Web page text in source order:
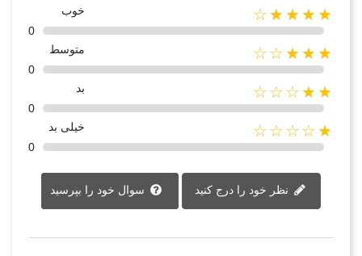
★★★★☆
خوب
0
★★★☆☆
متوسط
0
★★☆☆☆
بد
0
★☆☆☆☆
خیلی بد
0
سوال خود را بپرسید